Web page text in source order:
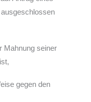
Mahnung seiner
gegen den